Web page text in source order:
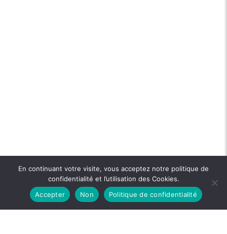
En continuant votre visite, vous acceptez notre politique de
confidentialité et l’utilisation des Cookies.
Accepter
Non Politique de confidentialité